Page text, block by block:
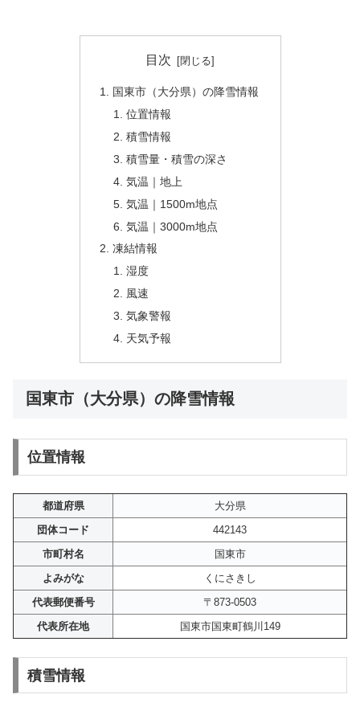
目次
国東市（大分県）の降雪情報
位置情報
積雪情報
積雪量・積雪の深さ
気温｜地上
気温｜1500m地点
気温｜3000m地点
凍結情報
湿度
風速
気象警報
天気予報
国東市（大分県）の降雪情報
位置情報
都道府県
大分県
団体コード
442143
市町村名
国東市
よみがな
くにさきし
代表郵便番号
〒873-0503
代表所在地
国東市国東町鶴川149
積雪情報